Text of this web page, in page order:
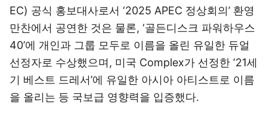
EC) 공식 홍보대사로서 ‘2025 APEC 정상회의’ 환영
만찬에서 공연한 것은 물론, ‘골든디스크 파워하우스
40’에 개인과 그룹 모두로 이름을 올린 유일한 듀얼
선정자로 수상했으며, 미국 Complex가 선정한 ‘21세
기 베스트 드레서’에 유일한 아시아 아티스트로 이름
을 올리는 등 국보급 영향력을 입증했다.